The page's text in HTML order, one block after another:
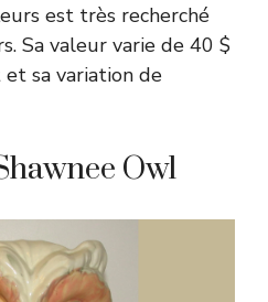
est très recherché
Sa valeur varie de 40 $
sa variation de
Owl